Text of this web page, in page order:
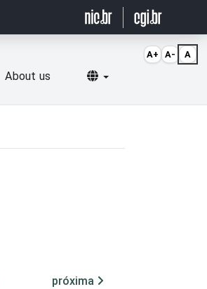
About us Selecionar idioma
próxima
A+ A- A